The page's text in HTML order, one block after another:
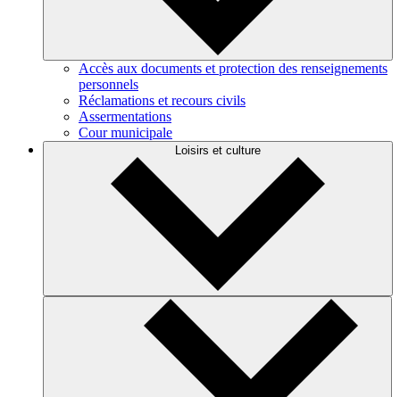
Accès aux documents et protection des renseignements
personnels
Réclamations et recours civils
Assermentations
Cour municipale
Loisirs et culture